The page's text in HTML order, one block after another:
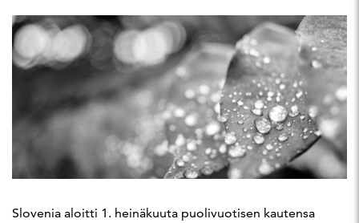
Slovenia aloitti 1. heinäkuuta puolivuotisen kautensa